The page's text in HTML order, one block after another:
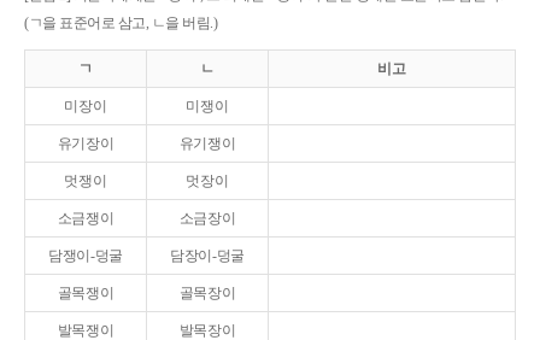
(ㄱ을 표준어로 삼고, ㄴ을 버림.)
ㄱ ㄴ 비고
미장이 미쟁이
유기장이 유기쟁이
멋쟁이 멋장이
소금쟁이 소금장이
담쟁이-덩굴 담장이-덩굴
골목쟁이 골목장이
발목쟁이 발목장이